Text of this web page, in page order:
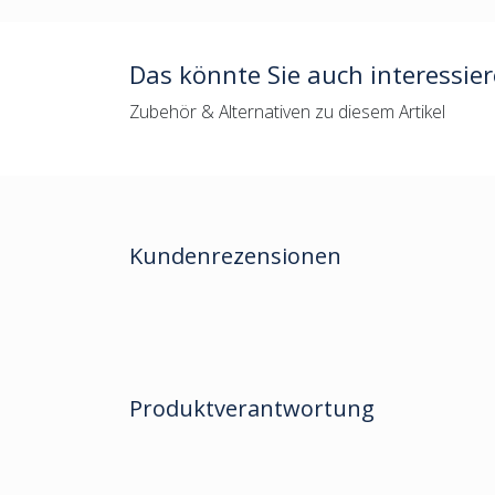
Das könnte Sie auch
Zubehör & Alternativen zu diesem Artikel
Kundenrezensionen
Produktverantwortung